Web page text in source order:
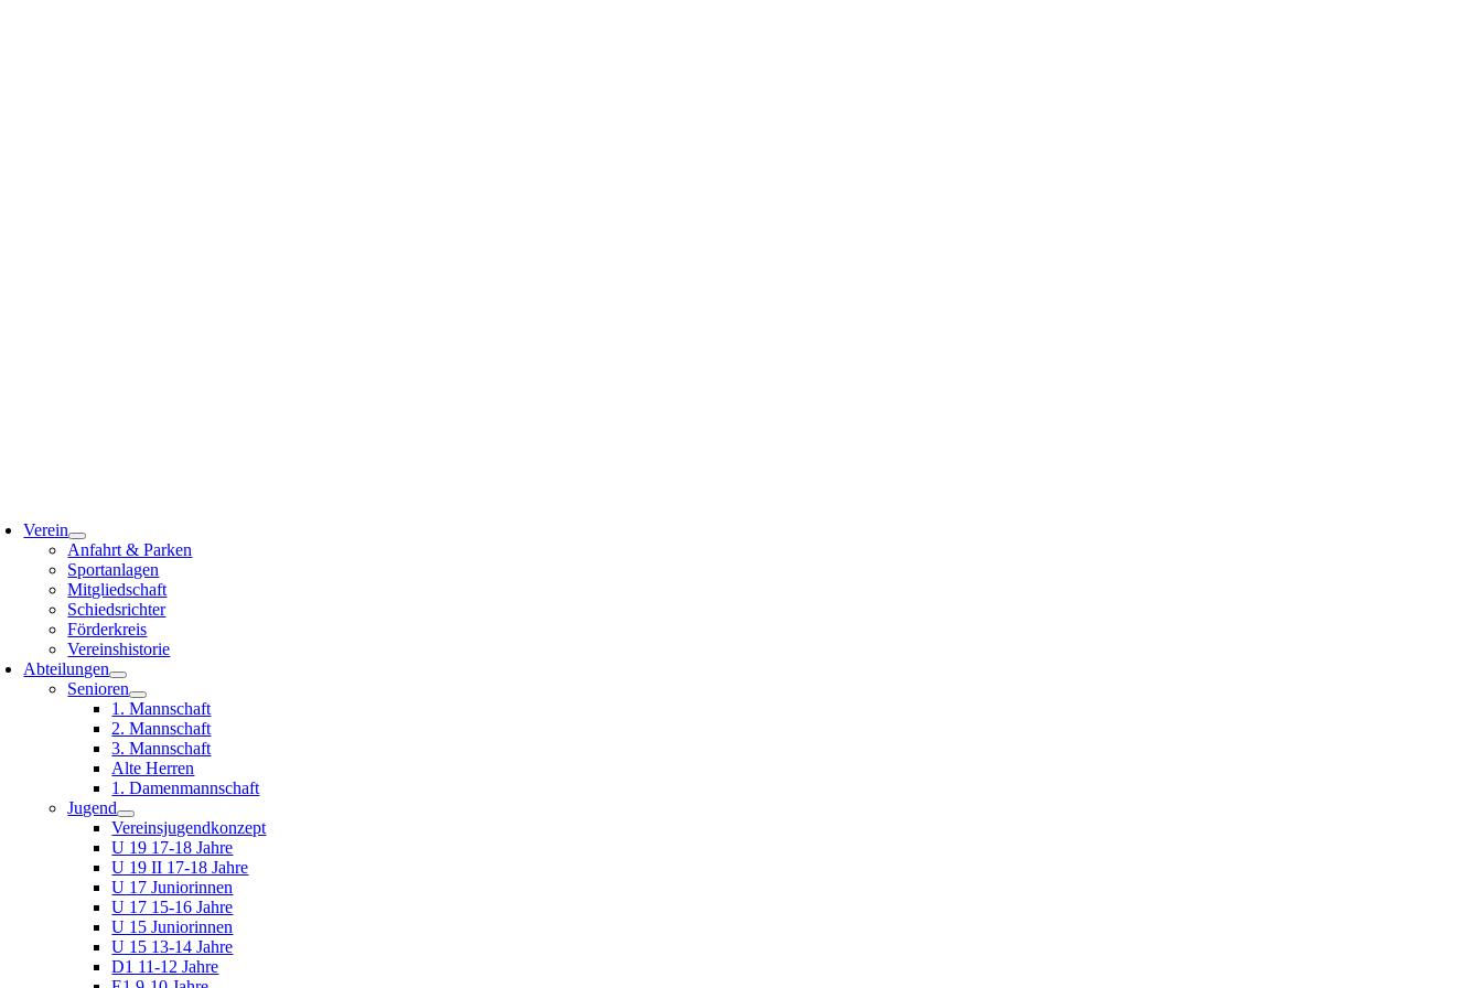
Verein
Anfahrt & Parken
Sportanlagen
Mitgliedschaft
Schiedsrichter
Förderkreis
Vereinshistorie
Abteilungen
Senioren
1. Mannschaft
2. Mannschaft
3. Mannschaft
Alte Herren
1. Damenmannschaft
Jugend
Vereinsjugendkonzept
U 19 17-18 Jahre
U 19 II 17-18 Jahre
U 17 Juniorinnen
U 17 15-16 Jahre
U 15 Juniorinnen
U 15 13-14 Jahre
D1 11-12 Jahre